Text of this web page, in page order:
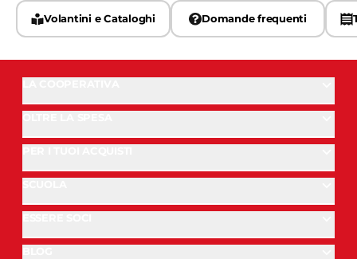
Volantini e Cataloghi Domande frequenti